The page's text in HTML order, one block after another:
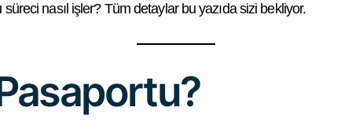
süreci nasıl işler? Tüm detaylar bu yazıda sizi bekliyor.